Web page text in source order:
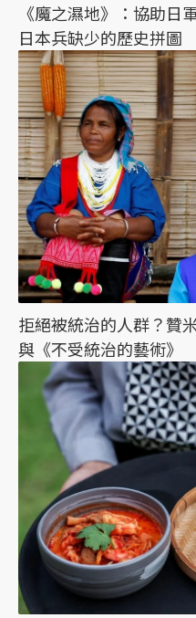
《魔之濕地》：協助日
日本兵缺少的歷史拼圖
拒絕被統治的人群？贊
與《不受統治的藝術》